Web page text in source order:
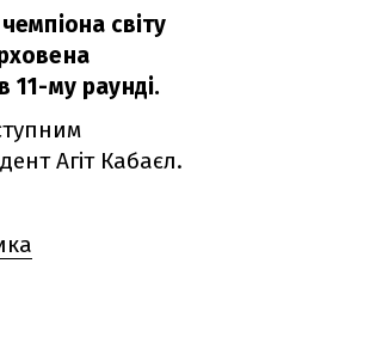
світу
11-му раунді.
Агіт Кабаєл.